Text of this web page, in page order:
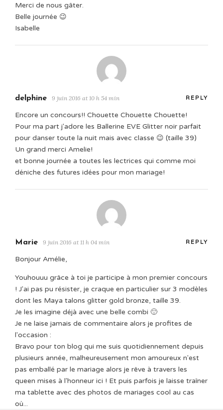
Merci de nous gâter.
Belle journée 😉
Isabelle
delphine 9 juin 2016 at 10 h 54 min REPLY
Encore un concours!! Chouette Chouette Chouette!
Pour ma part j'adore les Ballerine EVE Glitter noir parfait
pour danser toute la nuit mais avec classe 😉 (taille 39)
Un grand merci Amelie!
et bonne journée a toutes les lectrices qui comme moi
déniche des futures idées pour mon mariage!
Marie 9 juin 2016 at 11 h 04 min REPLY
Bonjour Amélie,
Youhouuu grâce à toi je participe à mon premier concours
! J'ai pas pu résister, je craque en particulier sur 3 modèles
dont les Maya talons glitter gold bronze, taille 39.
Je les imagine déjà avec une belle combi 🙂
Je ne laise jamais de commentaire alors je profites de
l'occasion :
Bravo pour ton blog qui me suis quotidiennement depuis
plusieurs année, malheureusement mon amoureux n'est
pas emballé par le mariage alors je rêve à travers les
queen mises à l'honneur ici ! Et puis parfois je laisse traîner
ma tablette avec des photos de mariages cool au cas
où...